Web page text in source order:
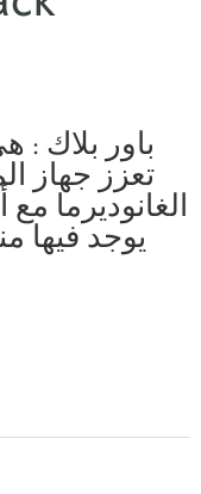
باور بلاك
تعزز جهاز
الغانوديرما
يوجد فيها